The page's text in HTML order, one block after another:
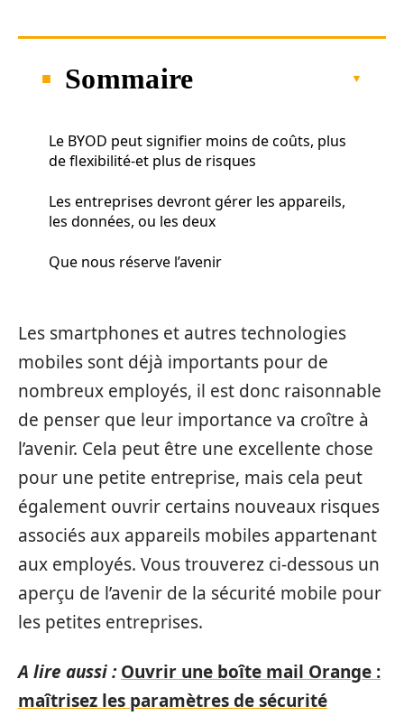
Sommaire
Le BYOD peut signifier moins de coûts, plus
de flexibilité-et plus de risques
Les entreprises devront gérer les appareils,
les données, ou les deux
Que nous réserve l’avenir
Les smartphones et autres technologies
mobiles sont déjà importants pour de
nombreux employés, il est donc raisonnable
de penser que leur importance va croître à
l’avenir. Cela peut être une excellente chose
pour une petite entreprise, mais cela peut
également ouvrir certains nouveaux risques
associés aux appareils mobiles appartenant
aux employés. Vous trouverez ci-dessous un
aperçu de l’avenir de la sécurité mobile pour
les petites entreprises.
A lire aussi : Ouvrir une boîte mail Orange :
maîtrisez les paramètres de sécurité